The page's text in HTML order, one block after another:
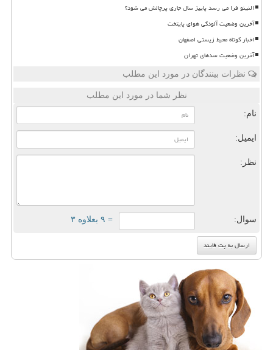
النینو فرا می رسد پاییز سال جاری پرچالش می شود؟
آخرین وضعیت آلودگی هوای پایتخت
اخبار کوتاه محیط زیستی اصفهان
آخرین وضعیت سدهای تهران
نظرات بینندگان در مورد این مطلب
نظر شما در مورد این مطلب
نام:
ایمیل:
نظر:
سوال: = ۹ بعلاوه ۳